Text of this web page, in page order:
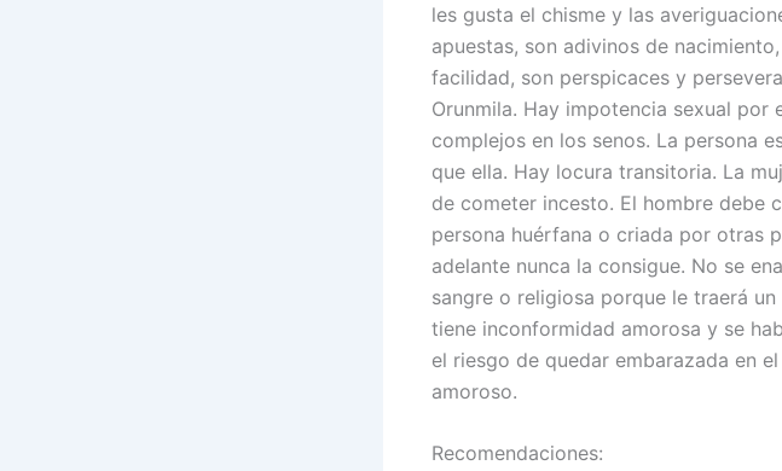
les gusta el chisme y las
apuestas, son adivinos de
facilidad, son perspicaces y
Orunmila. Hay impotencia sexual por
complejos en los senos. La persona
que ella. Hay locura transitoria. La
de cometer incesto. El hombre debe
persona huérfana o criada por otras
adelante nunca la consigue. No se
sangre o religiosa porque le traerá
tiene inconformidad amorosa y se
el riesgo de quedar embarazada en
amoroso.
Recomendaciones: